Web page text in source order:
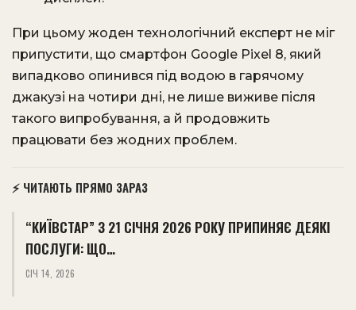
При цьому жоден технологічний експерт не міг
припустити, що смартфон Google Pixel 8, який
випадково опинився під водою в гарячому
джакузі на чотири дні, не лише виживе після
такого випробування, а й продовжить
працювати без жодних проблем.
⚡ ЧИТАЮТЬ ПРЯМО ЗАРАЗ
“КИЇВСТАР” З 21 СІЧНЯ 2026 РОКУ ПРИПИНЯЄ ДЕЯКІ
ПОСЛУГИ: ЩО…
СІЧ 14, 2026